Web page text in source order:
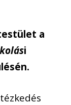
a
i